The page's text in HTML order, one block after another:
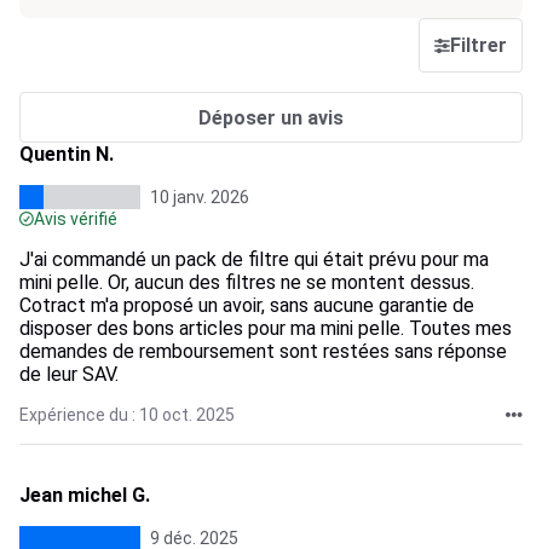
Filtrer
Déposer un avis
Quentin N.
10 janv. 2026
Avis vérifié
J'ai commandé un pack de filtre qui était prévu pour ma
mini pelle. Or, aucun des filtres ne se montent dessus.
Cotract m'a proposé un avoir, sans aucune garantie de
disposer des bons articles pour ma mini pelle. Toutes mes
demandes de remboursement sont restées sans réponse
de leur SAV.
Expérience du : 10 oct. 2025
Jean michel G.
9 déc. 2025